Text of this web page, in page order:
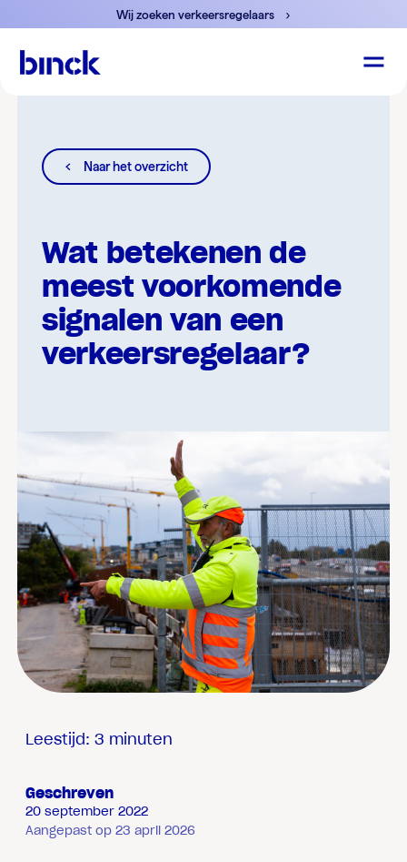
Wij zoeken verkeersregelaars
Naar het overzicht
Wat betekenen de
meest voorkomende
signalen van een
verkeersregelaar?
Leestijd: 3 minuten
Geschreven
20 september 2022
Aangepast op 23 april 2026